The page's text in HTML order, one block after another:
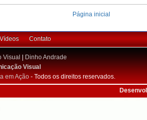
Página inicial
Vídeos Contato
Visual | Dinho Andrade
Visual
em Ação - Todos os direitos reservados.